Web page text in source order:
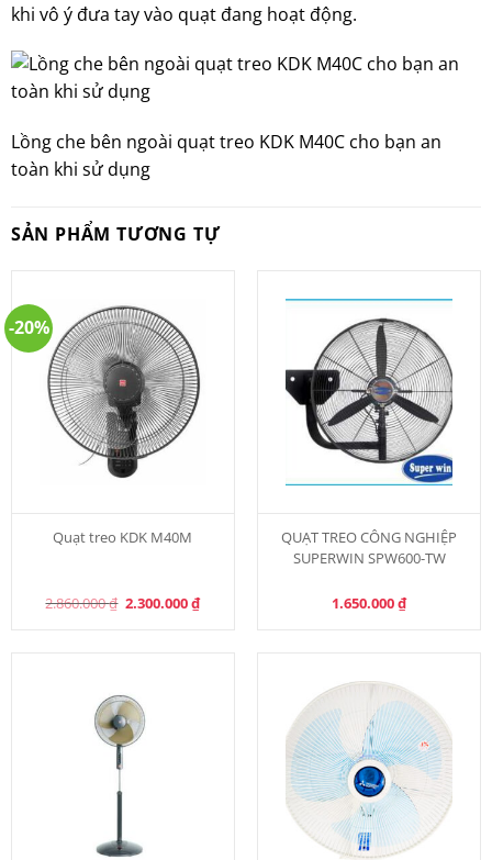
khi vô ý đưa tay vào quạt đang hoạt động.
Lồng che bên ngoài quạt treo KDK M40C cho bạn an
toàn khi sử dụng
SẢN PHẨM TƯƠNG TỰ
-20%
Quạt treo KDK M40M
2.860.000₫ Original
price
2.300.000₫Current
price
QUẠT TREO CÔNG NGHIỆP
SUPERWIN SPW600-TW
1.650.000₫